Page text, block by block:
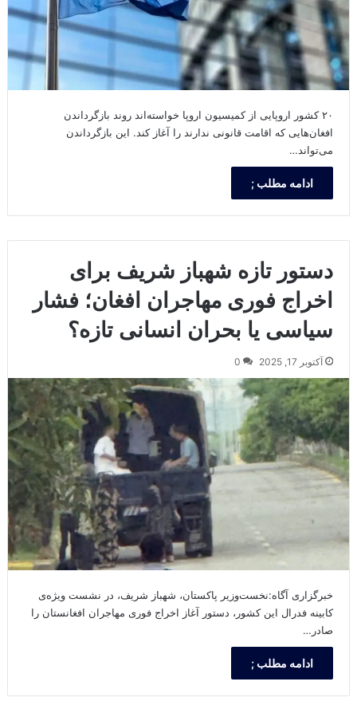
۲۰ کشور اروپایی از کمیسیون اروپا خواسته‌اند روند بازگرداندن
افغان‌هایی که اقامت قانونی ندارند را آغاز کند. این بازگرداندن
می‌تواند…
ادامه مطلب ;
دستور تازه شهباز شریف برای
اخراج فوری مهاجران افغان؛ فشار
سیاسی یا بحران انسانی تازه؟
آکتوبر 17, 2025 0
خبرگزاری آگاه:نخست‌وزیر پاکستان، شهباز شریف، در نشست ویژه‌ی
کابینه فدرال این کشور، دستور آغاز اخراج فوری مهاجران افغانستان را
صادر…
ادامه مطلب ;